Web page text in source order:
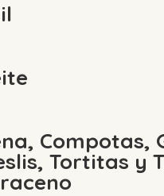
Compotas,
Tortitas y